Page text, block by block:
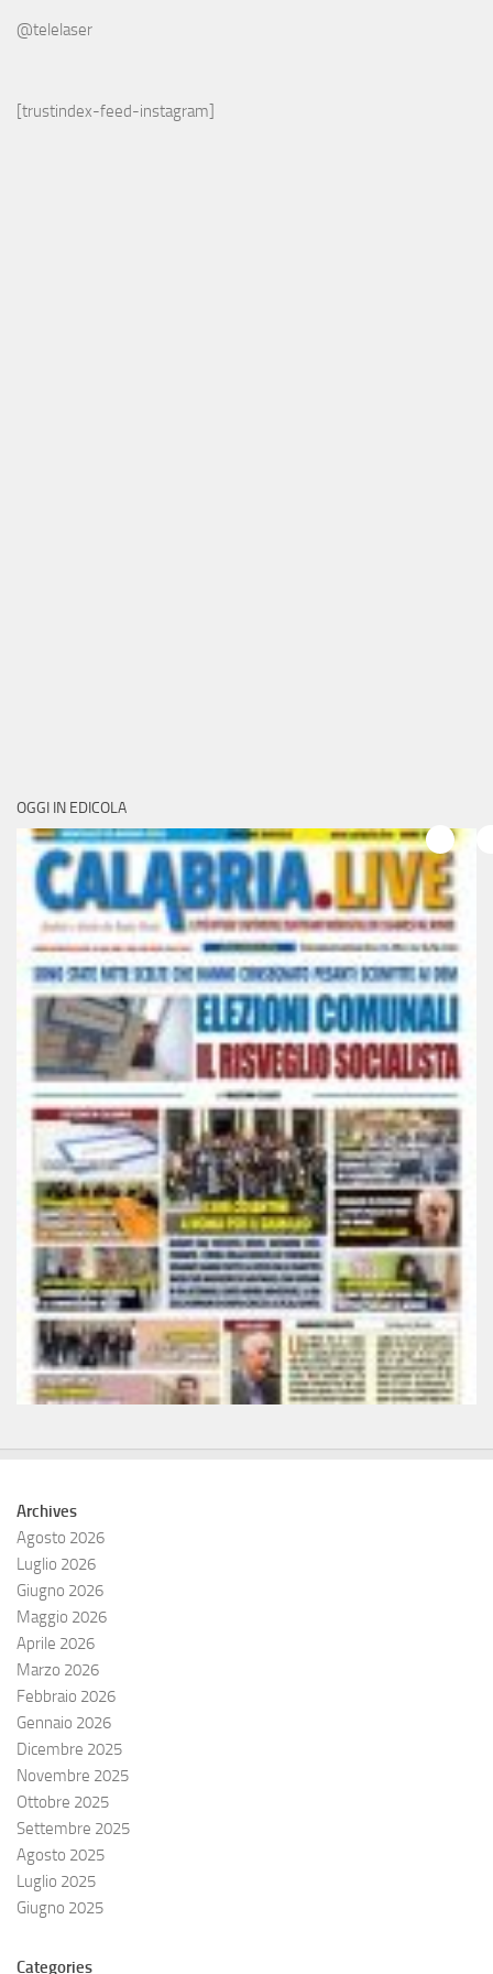
@telelaser
[trustindex-feed-instagram]
OGGI IN EDICOLA
Archives
Agosto 2026
Luglio 2026
Giugno 2026
Maggio 2026
Aprile 2026
Marzo 2026
Febbraio 2026
Gennaio 2026
Dicembre 2025
Novembre 2025
Ottobre 2025
Settembre 2025
Agosto 2025
Luglio 2025
Giugno 2025
Categories